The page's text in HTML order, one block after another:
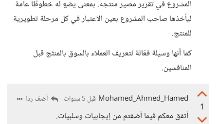
المشروع في تقرير مصير منتجه. بمعنى يضع له خطوطًا عامة
ليأخذها صاحب المشروع بعين الاعتبار في كل مرحلة تطويرية
للمنتج.
كما أنها وسيلة فعّالة لتعريف العملاء بالسوق بالمنتَج قبل
المنافسين.
1
Mohamed_Ahmed_Hamed قبل 5 سنوات أضف ردا
أتفق معكم فيما أضفتم من إيجابيات وسلبيات.